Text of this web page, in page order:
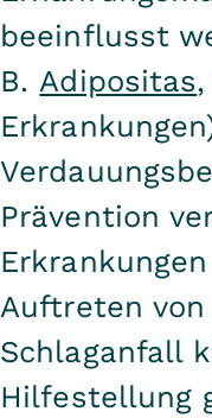
beeinflusst
B. Adipositas
Prävention
Auftreten
Schlaganfall
Hilfestellung